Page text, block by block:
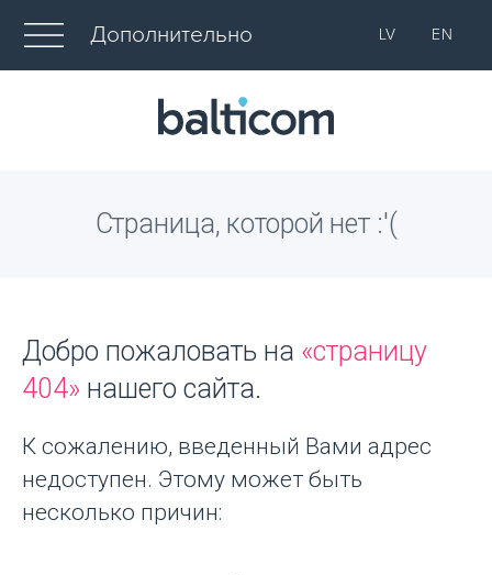
Дополнительно LV EN
Страница, которой нет :'(
Добро пожаловать на «страницу
404» нашего сайта.
К сожалению, введенный Вами адрес
недоступен. Этому может быть
несколько причин: